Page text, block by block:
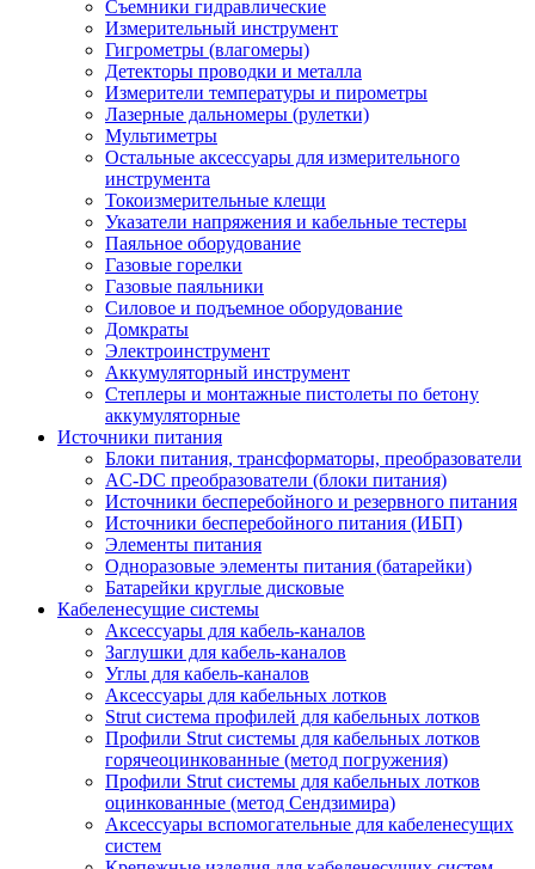
Съемники гидравлические
Измерительный инструмент
Гигрометры (влагомеры)
Детекторы проводки и металла
Измерители температуры и пирометры
Лазерные дальномеры (рулетки)
Мультиметры
Остальные аксессуары для измерительного
инструмента
Токоизмерительные клещи
Указатели напряжения и кабельные тестеры
Паяльное оборудование
Газовые горелки
Газовые паяльники
Силовое и подъемное оборудование
Домкраты
Электроинструмент
Аккумуляторный инструмент
Степлеры и монтажные пистолеты по бетону
аккумуляторные
Источники питания
Блоки питания, трансформаторы, преобразователи
AC-DC преобразователи (блоки питания)
Источники бесперебойного и резервного питания
Источники бесперебойного питания (ИБП)
Элементы питания
Одноразовые элементы питания (батарейки)
Батарейки круглые дисковые
Кабеленесущие системы
Аксессуары для кабель-каналов
Заглушки для кабель-каналов
Углы для кабель-каналов
Аксессуары для кабельных лотков
Strut система профилей для кабельных лотков
Профили Strut системы для кабельных лотков
горячеоцинкованные (метод погружения)
Профили Strut системы для кабельных лотков
оцинкованные (метод Сендзимира)
Аксессуары вспомогательные для кабеленесущих
систем